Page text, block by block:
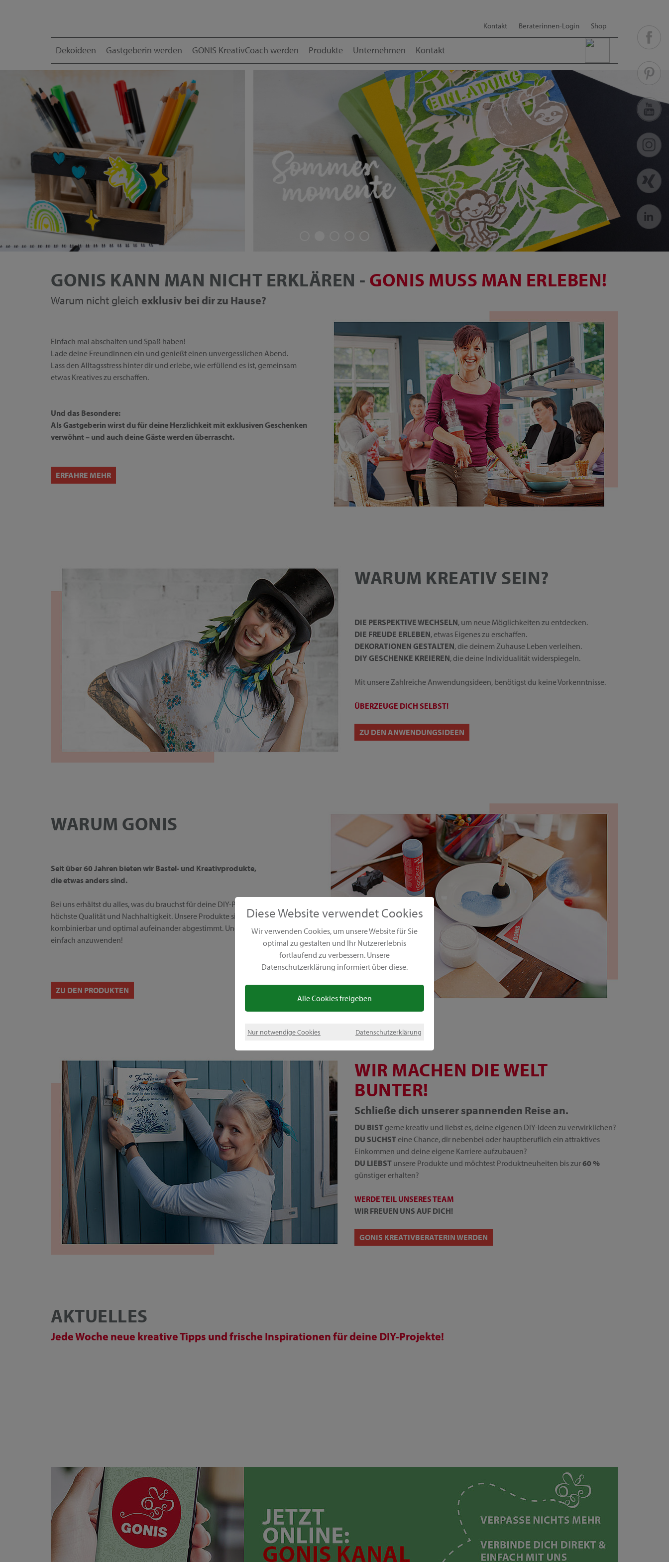
Diese Website verwendet Cookies
Wir verwenden Cookies, um unsere Website für Sie
optimal zu gestalten und Ihr Nutzererlebnis
fortlaufend zu verbessern. Unsere
Datenschutzerklärung informiert über diese.
Alle Cookies freigeben
Nur notwendige Cookies Datenschutzerklärung
Kontakt Beraterinnen-Login Shop
Dekoideen Gastgeberin werden GONIS KreativCoach werden Produkte Unternehmen Kontakt
GONIS KANN MAN NICHT ERKLÄREN - GONIS MUSS MAN ERLEBEN!
Warum nicht gleich exklusiv bei dir zu Hause?
Einfach mal abschalten und Spaß haben!
Lade deine Freundinnen ein und genießt einen unvergesslichen Abend.
Lass den Alltagsstress hinter dir und erlebe, wie erfüllend es ist, gemeinsam
etwas Kreatives zu erschaffen.
Und das Besondere:
Als Gastgeberin wirst du für deine Herzlichkeit mit exklusiven Geschenken
verwöhnt – und auch deine Gäste werden überrascht.
ERFAHRE MEHR
WARUM KREATIV SEIN?
DIE PERSPEKTIVE WECHSELN, um neue Möglichkeiten zu entdecken.
DIE FREUDE ERLEBEN, etwas Eigenes zu erschaffen.
DEKORATIONEN GESTALTEN, die deinem Zuhause Leben verleihen.
DIY GESCHENKE KREIEREN, die deine Individualität widerspiegeln.
Mit unsere Zahlreiche Anwendungsideen, benötigst du keine Vorkenntnisse.
ÜBERZEUGE DICH SELBST!
ZU DEN ANWENDUNGSIDEEN
WARUM GONIS
Seit über 60 Jahren bieten wir Bastel- und Kreativprodukte,
die etwas anders sind.
Bei uns erhältst du alles, was du brauchst für deine DIY-Projekte. Wir setzen auf
höchste Qualität und Nachhaltigkeit. Unsere Produkte sind vielseitig,
kombinierbar und optimal aufeinander abgestimmt. Und das Beste: Sie sind
einfach anzuwenden!
ZU DEN PRODUKTEN
WIR MACHEN DIE WELT
BUNTER!
Schließe dich unserer spannenden Reise an.
DU BISTgerne kreativ und liebst es, deine eigenen DIY-Ideen zu verwirklichen?
DU SUCHSTeine Chance, dir nebenbei oder hauptberuflich ein attraktives
Einkommen und deine eigene Karriere aufzubauen?
DU LIEBST unsere Produkte und möchtest Produktneuheiten bis zur60 %
günstiger erhalten?
WERDE TEIL UNSERES TEAM
WIR FREUEN UNS AUF DICH!
GONIS KREATIVBERATERIN WERDEN
AKTUELLES
Jede Woche neue kreative Tipps und frische Inspirationen für deine DIY-Projekte!